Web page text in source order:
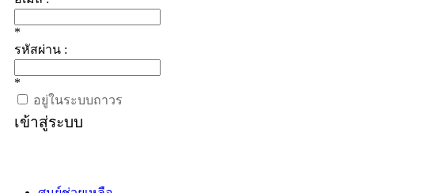
*
รหัสผ่าน :
*
อยู่ในระบบถาวร
เข้าสู่ระบบ